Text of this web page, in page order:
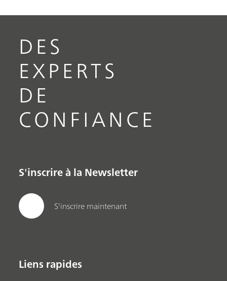
DES
EXPERTS
DE
CONFIANCE
S'inscrire à la Newsletter
S'inscrire maintenant
Liens rapides